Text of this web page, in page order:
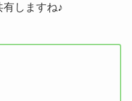
しますね♪